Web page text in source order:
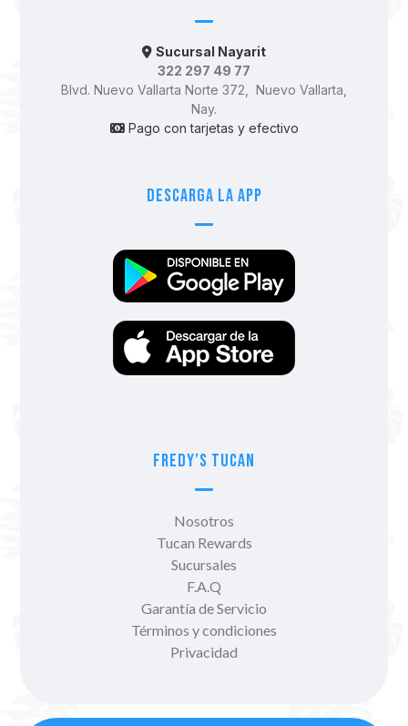
Sucursal Nayarit
322 297 49 77
Blvd. Nuevo Vallarta Norte 372, Nuevo Vallarta,
Nay.
Pago con tarjetas y efectivo
Descarga la app
Fredy’s Tucan
Nosotros
Tucan Rewards
Sucursales
F.A.Q
Garantía de Servicio
Términos y condiciones
Privacidad